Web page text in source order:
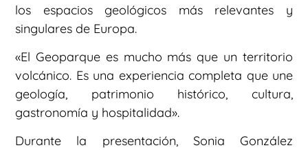
los espacios geológicos más relevantes y
singulares de Europa.
«El Geoparque es mucho más que un territorio
volcánico. Es una experiencia completa que une
geología, patrimonio histórico, cultura,
gastronomía y hospitalidad».
Durante la presentación, Sonia González